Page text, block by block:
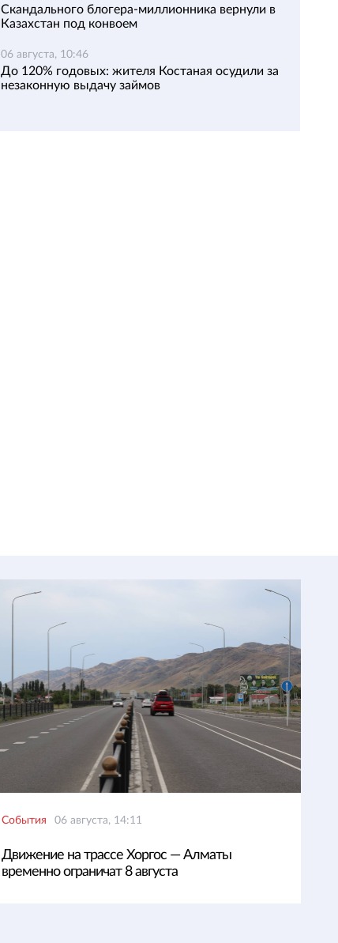
Скандального блогера-миллионника вернули в
Казахстан под конвоем
06 августа, 10:46
До 120% годовых: жителя Костаная осудили за
незаконную выдачу займов
События 06 августа, 14:11
Движение на трассе Хоргос — Алматы
временно ограничат 8 августа